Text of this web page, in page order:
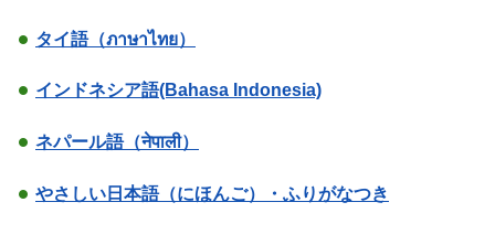
タイ語（ภาษาไทย）
インドネシア語(Bahasa Indonesia)
ネパール語（नेपाली）
やさしい日本語（にほんご）・ふりがなつき